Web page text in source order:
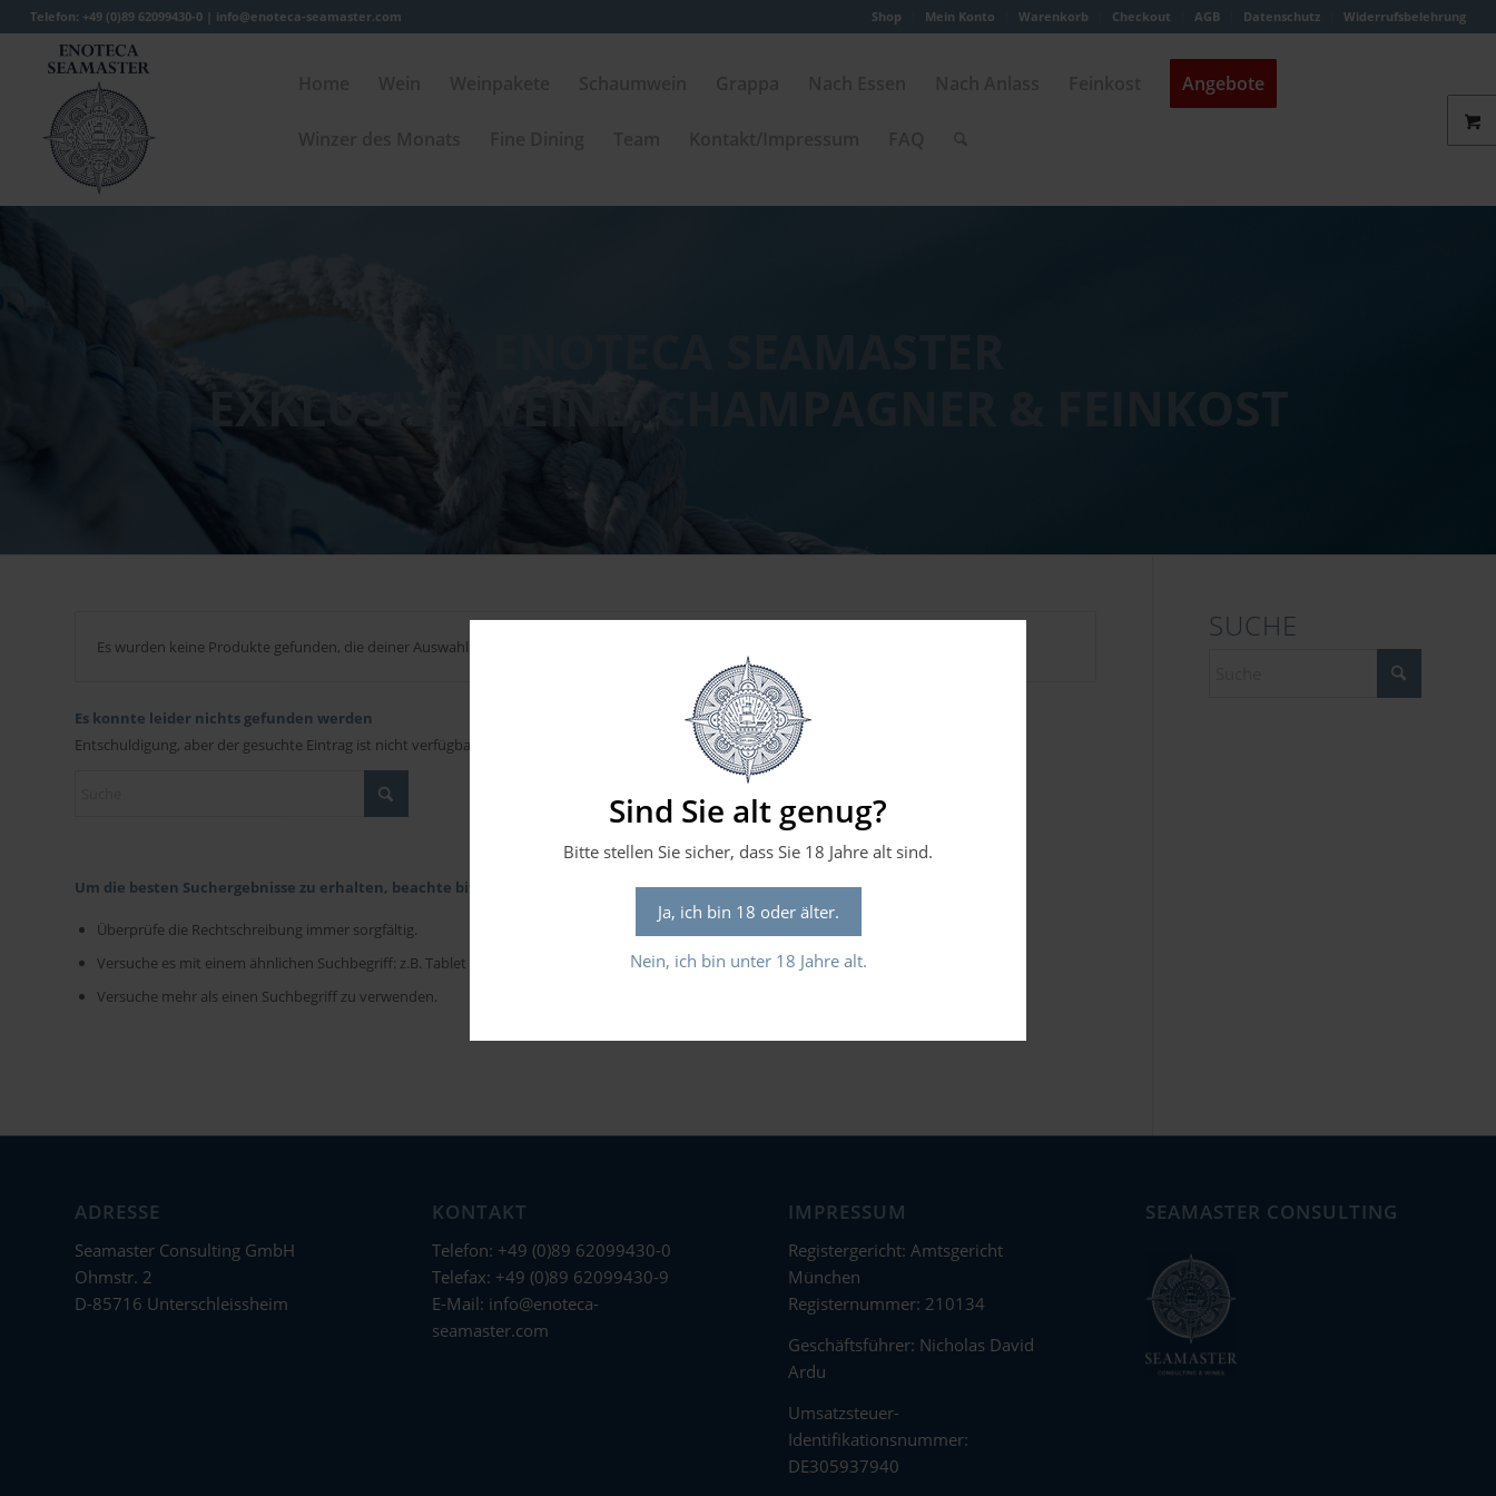
Sind Sie alt genug?
Bitte stellen Sie sicher, dass Sie 18 Jahre alt sind.
Ja, ich bin 18 oder älter.
Nein, ich bin unter 18 Jahre alt.
Shop Mein Konto Warenkorb Checkout AGB Datenschutz Widerrufsbelehrung
Telefon: +49 (0)89 62099430-0 | info@enoteca-seamaster.com
Angebote
EXKLUSIVE WEINE, CHAMPAGNER & FEINKOST
Es wurden keine Produkte gefunden, die deiner Auswahl entsprechen.
Es konnte leider nichts gefunden werden
Entschuldigung, aber der gesuchte Eintrag ist nicht verfügbar. Willst Du eine neue Suche starten?
Um die besten Suchergebnisse zu erhalten, beachte bitte folgende Hinweise:
Überprüfe die Rechtschreibung immer sorgfältig.
Versuche es mit einem ähnlichen Suchbegriff: z.B. Tablet anstelle von Laptop.
Versuche mehr als einen Suchbegriff zu verwenden.
SUCHE
ADRESSE
Seamaster Consulting GmbH
Ohmstr. 2
D-85716 Unterschleissheim
KONTAKT
Telefon: +49 (0)89 62099430-0
Telefax: +49 (0)89 62099430-9
E-Mail: info@enoteca-
seamaster.com
IMPRESSUM
Registergericht: Amtsgericht
München
Registernummer: 210134
Geschäftsführer: Nicholas David
Ardu
Umsatzsteuer-
Identifikationsnummer:
DE305937940
SEAMASTER CONSULTING